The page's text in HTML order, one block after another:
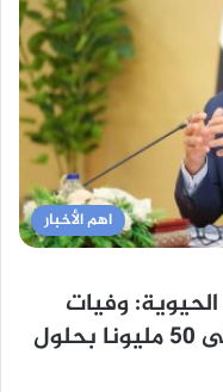
اهم الأخبار
وفيات
مقاومة الميكروبات قد تصل إلى 50 مليونا بحلول